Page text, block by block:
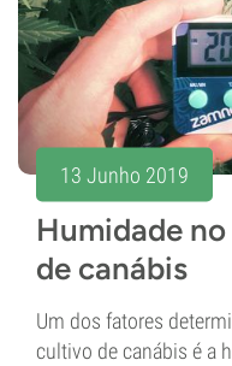
13 Junho 2019
Humidade
de canábis
Um dos fatores
cultivo de canábis é a